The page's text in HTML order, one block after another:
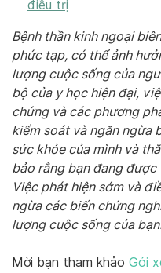
điều trị
Bệnh thần kinh ngoại
phức tạp, có thể ảnh
lượng cuộc sống của
bộ của y học hiện đại,
chứng và các phương
kiểm soát và ngăn ngừa
sức khỏe của mình và
bảo rằng bạn đang
Việc phát hiện sớm và
ngừa các biến chứng
lượng cuộc sống của
Mời bạn tham khảo Gói